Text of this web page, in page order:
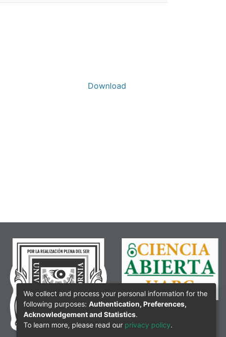
Download
We collect and process your personal information for the
following purposes: Authentication, Preferences,
Acknowledgement and Statistics.
To learn more, please read our privacy policy.